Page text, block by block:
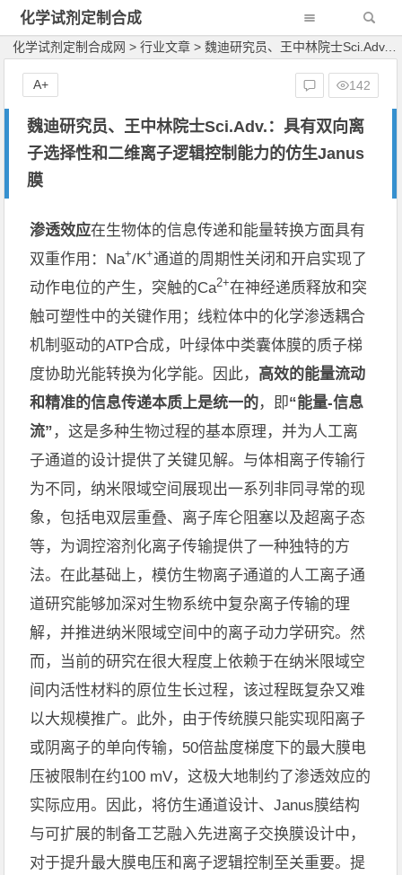
化学试剂定制合成
网
化学试剂定制合成网 > 行业文章 > 魏迪研究员、王中林院士Sci.Adv.：具有双向离子选择性和二维离子逻辑控制能力的仿生Janus膜
魏迪研究员、王中林院士Sci.Adv.：具有双向离
子选择性和二维离子逻辑控制能力的仿生Janus
膜
142
A+
渗透效应在生物体的信息传递和能量转换方面具有
双重作用： Na+/K+通道的周期性关闭和开启实现了
动作电位的产生，突触的Ca2+在神经递质释放和突
触可塑性中的关键作用 ； 线粒体中的化学渗透耦合
机制驱动的ATP合成，叶绿体中类囊体膜的质子梯
度协助光能转换为化学能。因此， 高效的能量流动
和精准的信息传递本质上是统一的，即“能量-信息
流” ，这是多种生物过程的基本原理，并为人工离
子通道的设计提供了关键见解。 与体相离子传输行
为不同，纳米限域空间展现出一系列非同寻常的现
象，包括电双层重叠、离子库仑阻塞以及超离子态
等，为调控溶剂化离子传输提供了一种独特的方
法。在此基础上，模仿生物离子通道的人工离子通
道研究能够加深对生物系统中复杂离子传输的理
解，并推进纳米限域空间 中的离子动力学研究。然
而， 当前的研究在很大程度上依赖于在纳米限域空
间 内活性材料的原位生长过程，该过程既复杂又难
以大规模推广。 此外，由于传统膜只能实现阳离子
或阴离子的单向传输， 50倍盐度梯度下的最大膜电
压被限制在约100 mV，这极大地制约了渗透效应的
实际应用。
因此，将仿生通道设计、Janus膜结构
与可扩展的制备工艺融入先进离子交换膜设计中，
对于提升最大膜电压和 离子逻辑控制 至关重要。提